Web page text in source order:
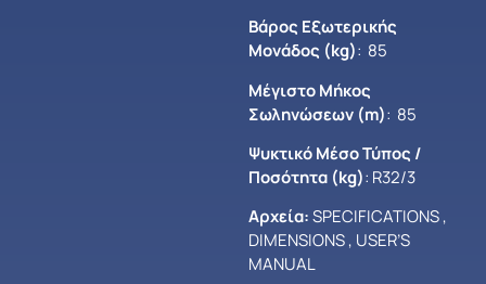
Βάρος Εξωτερικής
Μονάδος (kg): 85
Μέγιστο Mήκος
Σωληνώσεων (m): 85
Ψυκτικό Μέσο Τύπος /
Ποσότητα (kg): R32/3
Αρχεία:SPECIFICATIONS,
DIMENSIONS, USER’S
MANUAL